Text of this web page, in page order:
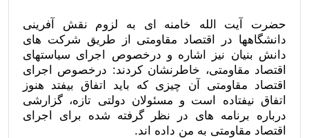
حضرت آیت الله خامنه ای به لزوم نقش آفرینی
دانشگاهها در اقتصاد مقاومتی از طریق شرکت های
دانش بنیان نیز اشاره و درخصوص اجرای سیاستهای
اقتصاد مقاومتی، خاطرنشان کردند: درخصوص اجرای
اقتصاد مقاومتی آن چیزی که باید اتفاق بیفتد هنوز
اتفاق نیفتاده است و مسئولان دولتی تازه، گزارشی
درباره برنامه های در نظر گرفته شده برای اجرای
اقتصاد مقاومتی به من داده اند.